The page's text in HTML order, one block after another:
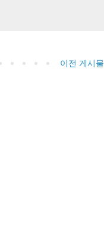
이전 게시물